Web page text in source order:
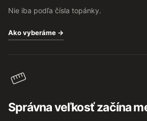
Nie iba podľa čísla topánky.
Ako vyberáme →
Správna veľkosť začína